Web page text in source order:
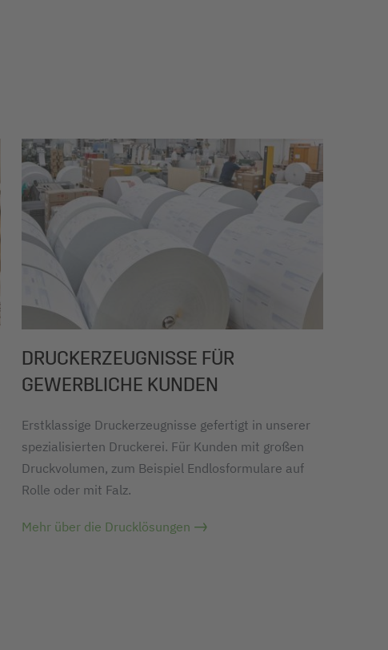
DRUCKERZEUGNISSE FÜR
GEWERBLICHE KUNDEN
Erstklassige Druckerzeugnisse gefertigt in unserer
spezialisierten Druckerei. Für Kunden mit großen
Druckvolumen, zum Beispiel Endlosformulare auf
Rolle oder mit Falz.
Mehr über die Drucklösungen